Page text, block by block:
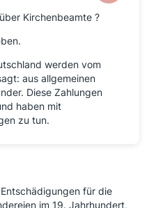
Kirchenbeamte ?
werden vom
aus allgemeinen
Diese Zahlungen
haben mit
zu tun.
für die
im 19. Jahrhundert,